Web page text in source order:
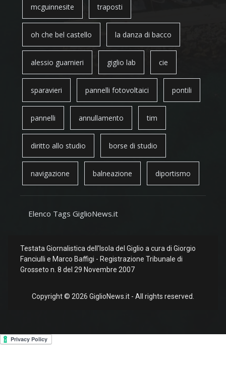
mcguinnesite traposti
oh che bel castello la danza di bacco
alessio guarnieri giglio lab cie
sparavieri pannelli fotovoltaici pontili
pannelli annullamento tim
diritto allo studio borse di studio
navigazione balneazione diportismo
Elenco Tags GiglioNews.it
Testata Giornalistica dell'Isola del Giglio a cura di Giorgio
Fanciulli e Marco Baffigi - Registrazione Tribunale di
Grosseto n. 8 del 29 Novembre 2007
Copyright © 2026 GiglioNews.it - All rights reserved.